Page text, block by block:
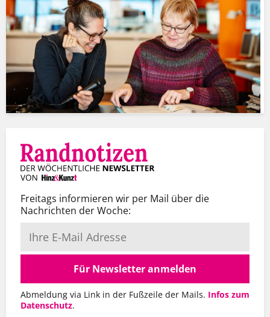
Freitags informieren wir per Mail über die
Nachrichten der Woche:
Für Newsletter anmelden
Abmeldung via Link in der Fußzeile der Mails. Infos zum
Datenschutz.